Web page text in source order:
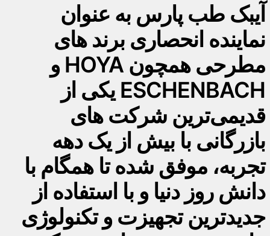
آیبک طب پارس به عنوان
نماینده انحصاری برند های
مطرحی همچون HOYA و
ESCHENBACH یکی از
قدیمی‌ترین شرکت های
بازرگانی با بیش از یک دهه
تجربه، موفق شده تا همگام با
دانش روز دنیا و با استفاده از
جدیدترین تجهیزت و تکنولوژی